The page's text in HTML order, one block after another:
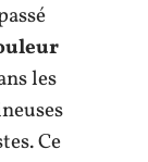
les
Ce